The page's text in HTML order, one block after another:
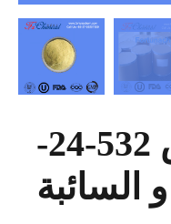
تروبينون كاس 532-24-